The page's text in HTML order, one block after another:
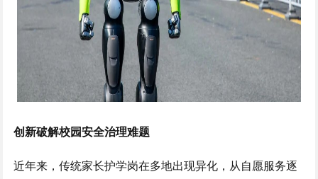
创新破解校园安全治理难题
近年来，传统家长护学岗在多地出现异化，从自愿服务逐